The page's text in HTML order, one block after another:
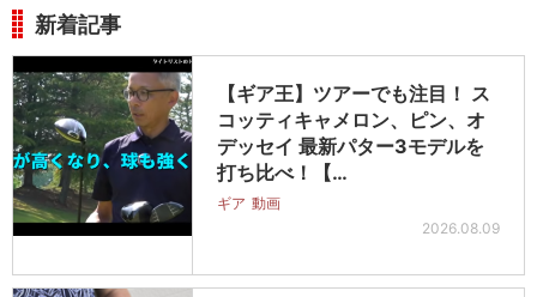
新着記事
【ギア王】ツアーでも注目！ ス
コッティキャメロン、ピン、オ
デッセイ 最新パター3モデルを
打ち比べ！【…
ギア 動画
2026.08.09